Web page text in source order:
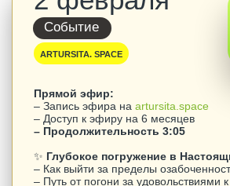
прежде. В этом внутреннем путешествии вглубь
своего существа тебе никто не будет мешать,
потому что в этом будешь только ты и медитация.
Артур Сита